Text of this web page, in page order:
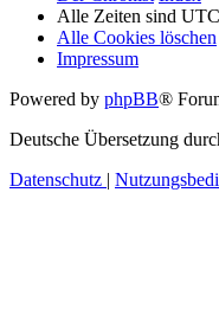
Alle Zeiten sind
Alle Cookies löschen
Impressum
Powered by phpBB®
Deutsche Übersetzung
Datenschutz |